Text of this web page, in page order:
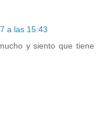
a las 15:43
y siento que tiene